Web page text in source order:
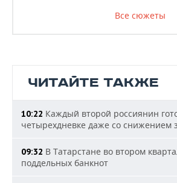
Все сюжеты
ЧИТАЙТЕ ТАКЖЕ
10:22 Каждый второй россиянин
четырехдневке даже со снижением
09:32 В Татарстане во втором
поддельных банкнот